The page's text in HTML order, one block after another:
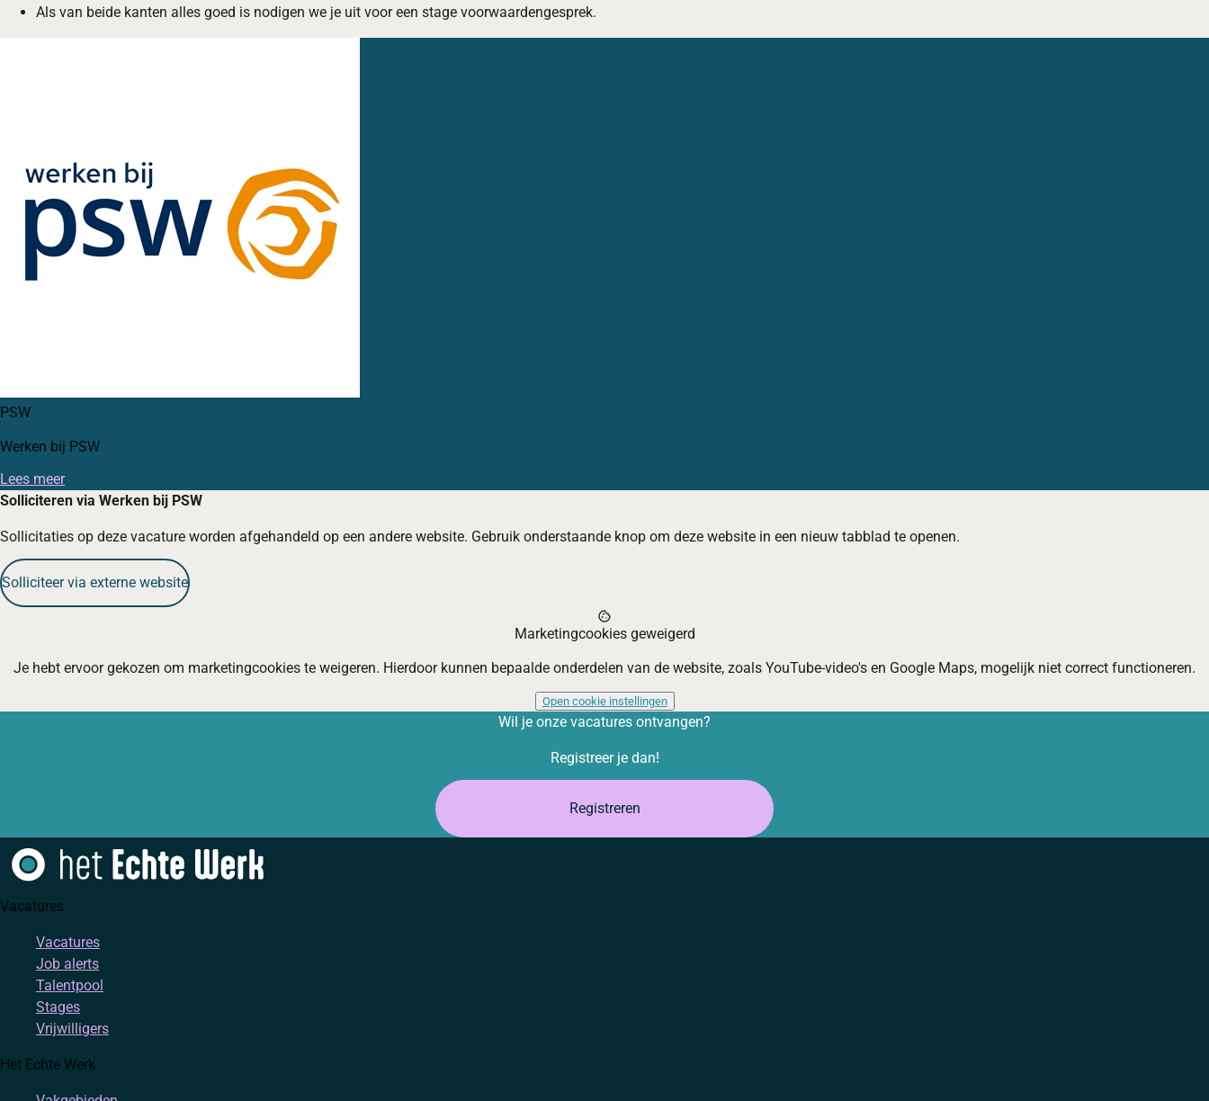
Als van beide kanten alles goed is nodigen we je uit voor een stage voorwaardengesprek.
PSW
Werken bij PSW
Lees meer
Solliciteren via Werken bij PSW
Sollicitaties op deze vacature worden afgehandeld op een andere website. Gebruik onderstaande knop om deze website in een nieuw tabblad te openen.
Solliciteer via externe website
cookie
Marketingcookies geweigerd
Je hebt ervoor gekozen om marketingcookies te weigeren. Hierdoor kunnen bepaalde onderdelen van de website, zoals YouTube-video's en Google Maps, mogelijk niet correct functioneren.
Open cookie instellingen
Wil je onze vacatures ontvangen?
Registreer je dan!
Registreren
Vacatures
Vacatures
Job alerts
Talentpool
Stages
Vrijwilligers
Het Echte Werk